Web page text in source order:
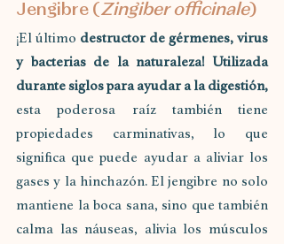
Jengibre ( Zingiber officinale)
¡El último destructor de gérmenes, virus
y bacterias de la naturaleza! Utilizada
durante siglos para ayudar a la digestión,
esta poderosa raíz también tiene
propiedades carminativas, lo que
significa que puede ayudar a aliviar los
gases y la hinchazón. El jengibre no solo
mantiene la boca sana, sino que también
calma las náuseas, alivia los músculos